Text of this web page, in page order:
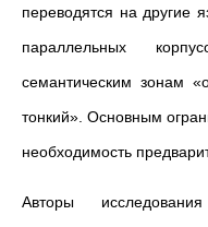
переводятся на другие
параллельных
семантическим зонам
тонкий». Основным
необходимость
Авторы